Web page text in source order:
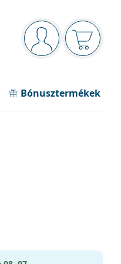
Navigációs panel
Bejelentkezve
Kosara
Bónusztermékek